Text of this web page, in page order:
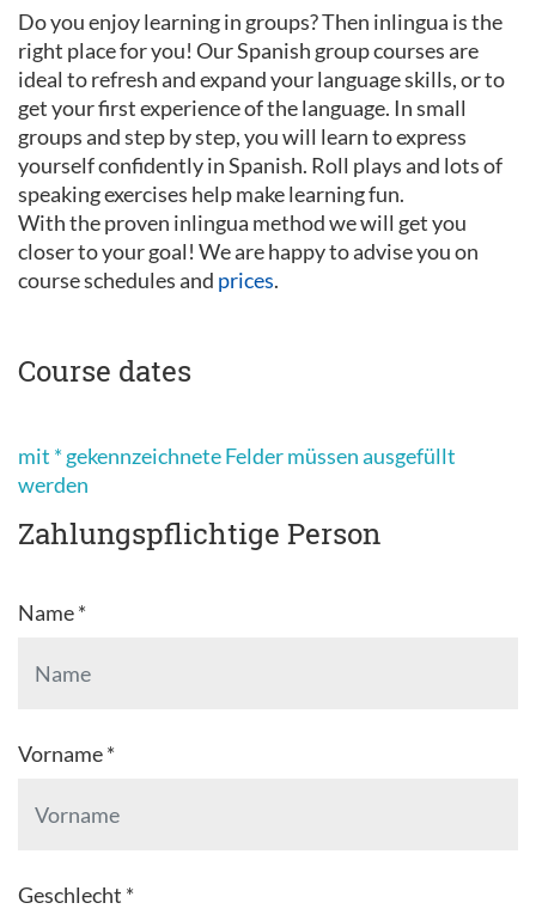
Do you enjoy learning in groups? Then inlingua is the
right place for you! Our Spanish group courses are
ideal to refresh and expand your language skills, or to
get your first experience of the language. In small
groups and step by step, you will learn to express
yourself confidently in Spanish. Roll plays and lots of
speaking exercises help make learning fun.
With the proven inlingua method we will get you
closer to your goal! We are happy to advise you on
course schedules and prices.
Course dates
mit * gekennzeichnete Felder müssen ausgefüllt
werden
Zahlungspflichtige Person
Name *
Vorname *
Geschlecht *